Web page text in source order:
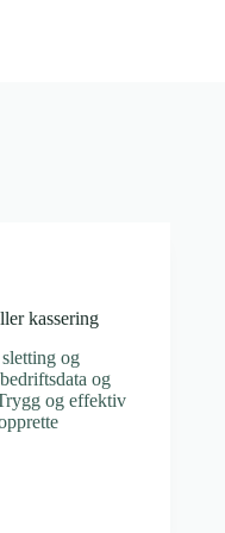
kassering
og
og
og effektiv